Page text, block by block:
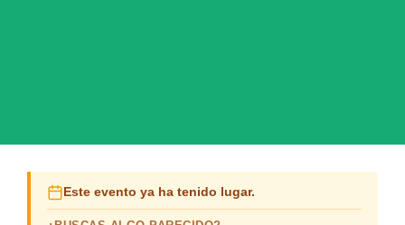
Este evento ya ha tenido lugar.